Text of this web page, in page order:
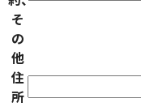
そ
の
他
住
所